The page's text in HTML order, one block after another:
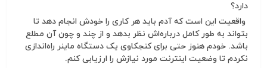
دارد؟
واقعیت این است که آدم باید هر کاری را خودش انجام دهد تا
بتواند به طور کامل درباره‌اش نظر بدهد و از چند و چون آن مطلع
باشد. خودم هنوز حتی برای کنجکاوی یک دستگاه ماینر راه‌اندازی
نکردم تا وضعیت اینترنت مورد نیازش را ارزیابی کنم.